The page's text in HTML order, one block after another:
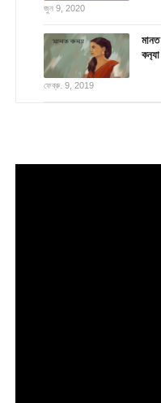
জুন 9, 2020
মানত
কন‍্যা
ফেব্রু. 9, 2019